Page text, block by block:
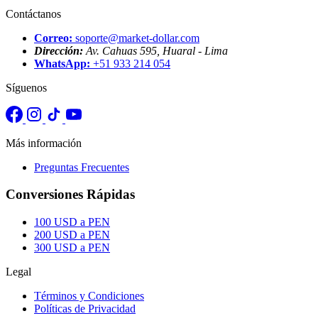
Contáctanos
Correo: soporte@market-dollar.com
Dirección: Av. Cahuas 595, Huaral - Lima
WhatsApp: +51 933 214 054
Síguenos
Más información
Preguntas Frecuentes
Conversiones Rápidas
100 USD a PEN
200 USD a PEN
300 USD a PEN
Legal
Términos y Condiciones
Políticas de Privacidad